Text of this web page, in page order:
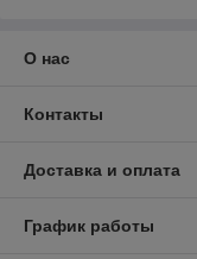
О нас
Контакты
Доставка и оплата
График работы